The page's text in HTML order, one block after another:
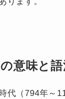
意味と
代（794年～